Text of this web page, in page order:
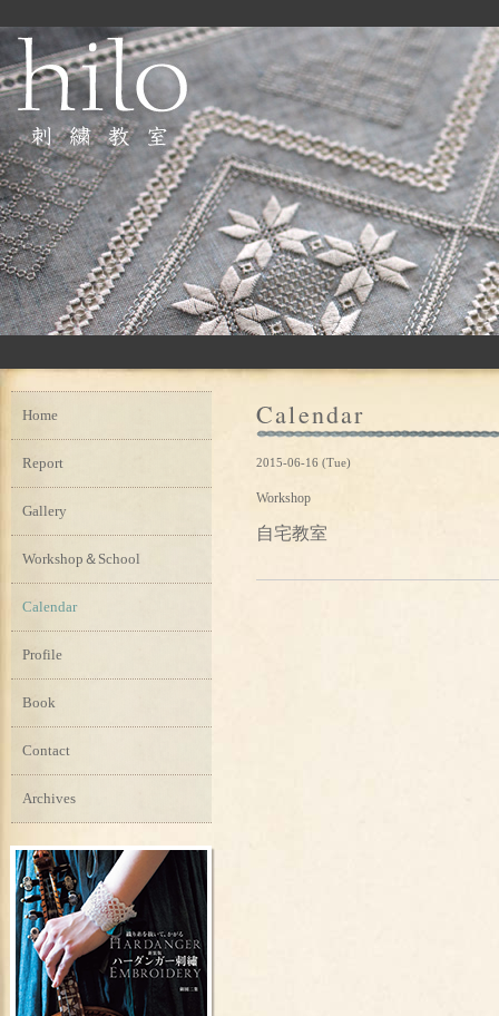
Calendar
2015-06-16 (Tue)
Workshop
自宅教室
Home
Report
Gallery
Workshop＆School
Calendar
Profile
Book
Contact
Archives